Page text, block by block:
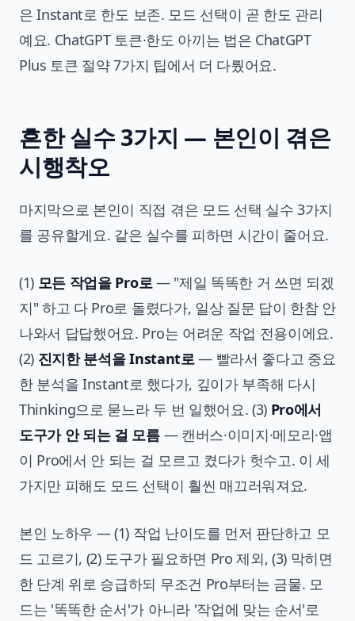
은 Instant로 한도 보존. 모드 선택이 곧 한도 관리
예요. ChatGPT 토큰·한도 아끼는 법은 ChatGPT
Plus 토큰 절약 7가지 팁에서 더 다뤘어요.
흔한 실수 3가지 — 본인이 겪은
시행착오
마지막으로 본인이 직접 겪은 모드 선택 실수 3가지
를 공유할게요. 같은 실수를 피하면 시간이 줄어요.
(1) 모든 작업을 Pro로— "제일 똑똑한 거 쓰면 되겠
지" 하고 다 Pro로 돌렸다가, 일상 질문 답이 한참 안
나와서 답답했어요. Pro는 어려운 작업 전용이에요.
(2) 진지한 분석을 Instant로— 빨라서 좋다고 중요
한 분석을 Instant로 했다가, 깊이가 부족해 다시
Thinking으로 묻느라 두 번 일했어요. (3) Pro에서
도구가 안 되는 걸 모름— 캔버스·이미지·메모리·앱
이 Pro에서 안 되는 걸 모르고 켰다가 헛수고. 이 세
가지만 피해도 모드 선택이 훨씬 매끄러워져요.
본인 노하우 — (1) 작업 난이도를 먼저 판단하고 모
드 고르기, (2) 도구가 필요하면 Pro 제외, (3) 막히면
한 단계 위로 승급하되 무조건 Pro부터는 금물. 모
드는 '똑똑한 순서'가 아니라 '작업에 맞는 순서'로